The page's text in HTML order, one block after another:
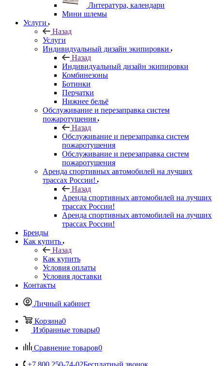
Литература, календари
Мини шлемы
Услуги
Назад
Услуги
Индивидуальный дизайн экипировки
Назад
Индивидуальный дизайн экипировки
Комбинезоны
Ботинки
Перчатки
Нижнее бельё
Обслуживание и перезаправка систем
пожаротушения
Назад
Обслуживание и перезаправка систем
пожаротушения
Обслуживание и перезаправка систем
пожаротушения
Аренда спортивных автомобилей на лучших
трассах России!
Назад
Аренда спортивных автомобилей на лучших
трассах России!
Аренда спортивных автомобилей на лучших
трассах России!
Бренды
Как купить
Назад
Как купить
Условия оплаты
Условия доставки
Контакты
Личный кабинет
Корзина0
Избранные товары0
Сравнение товаров0
+7 800 250-74-02Бесплатный звонок